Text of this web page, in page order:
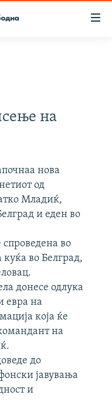
на
нова
од
Младиќ,
и еден во
во
куќа во Белград,
донесе одлука
евра на
која ќе
на
до
јавувања
и